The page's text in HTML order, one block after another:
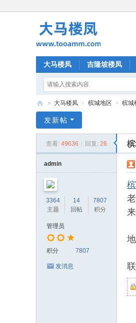
大马楼凤 吉隆坡楼凤
马
» 大马楼凤 › 槟城地区 › 槟城
发新帖
查看: 49636 回复: 26
admin
3364
主题
14
回帖
7807
积分
管理员
积分 7807
发消息